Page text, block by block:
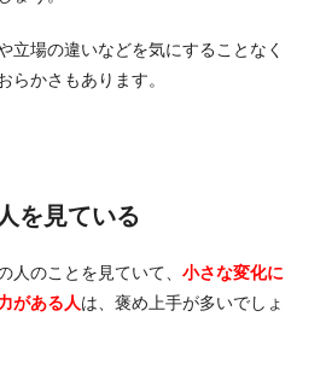
立場の違いなどを気にすることなく
らかさもあります。
を見ている
人のことを見ていて、 小さな変化に
がある人は、褒め上手が多いでしょ